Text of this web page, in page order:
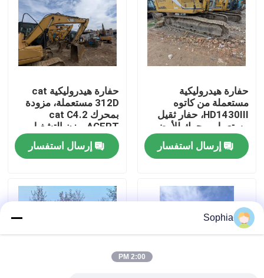
فيديوهات
حولنا
جولة في المصنع
مراقبة الجودة
اتصل بنا
القضايا
حفارة هيدروليكية
مستعملة من كاتوه
HD1430III، حفار ثقيل
مستعمل، محرك للأرض
إرسال استفسار
حفارة هيدروليكية cat
312D مستعملة، مزودة
بمحرك cat C4.2
ACERT، وزن التشغيل
13,000 كجم، وأقصى
عمق حفر 6.44 مترإرسال استفسار
Sophia
2:00 PM